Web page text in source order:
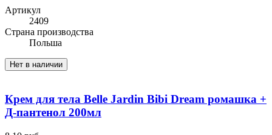
Артикул
2409
Cтрана производства
Польша
Нет в наличии
Крем для тела Belle Jardin Bibi Dream ромашка +
Д-пантенол 200мл